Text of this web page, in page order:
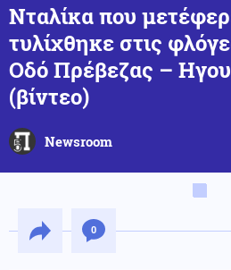
Νταλίκα που
τυλίχθηκε στις
Οδό Πρέβεζας –
(βίντεο)
Newsroom
0